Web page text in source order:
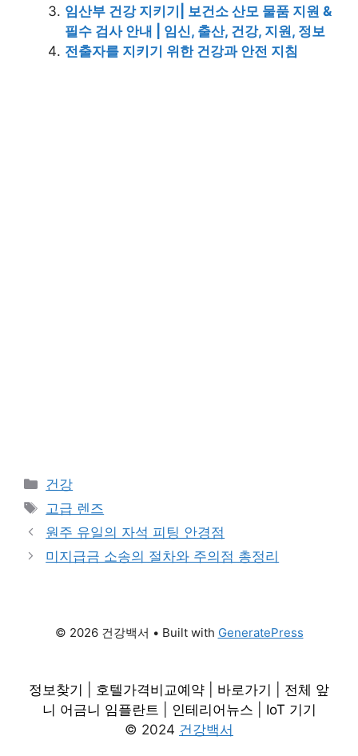
임산부 건강 지키기| 보건소 산모 물품 지원 &
필수 검사 안내 | 임신, 출산, 건강, 지원, 정보
전출자를 지키기 위한 건강과 안전 지침
Categories
건강
Tags
고급 렌즈
원주 유일의 자석 피팅 안경점
미지급금 소송의 절차와 주의점 총정리
© 2026 건강백서 • Built with GeneratePress
정보찾기 호텔가격비교예약 바로가기
전체 앞
니 어금니 임플란트
인테리어뉴스
IoT 기기
© 2024 건강백서